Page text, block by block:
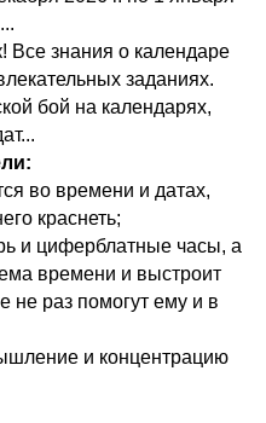
Все знания о календаре
заданиях.
бой на календарях,
во времени и датах,
краснеть;
и циферблатные часы, а
времени и выстроит
не раз помогут ему и в
и концентрацию